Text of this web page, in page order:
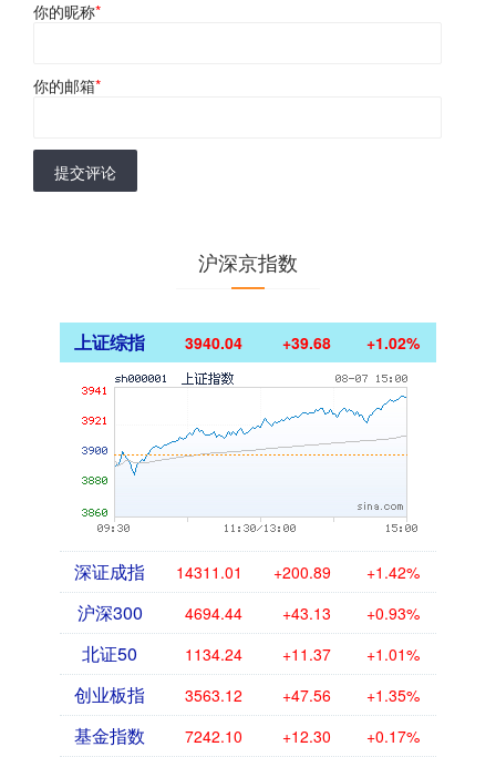
你的昵称*
你的邮箱*
提交评论
沪深京指数
上证综指 3940.04 +39.68 +1.02%
深证成指 14311.01 +200.89 +1.42%
沪深300 4694.44 +43.13 +0.93%
北证50 1134.24 +11.37 +1.01%
创业板指 3563.12 +47.56 +1.35%
基金指数 7242.10 +12.30 +0.17%